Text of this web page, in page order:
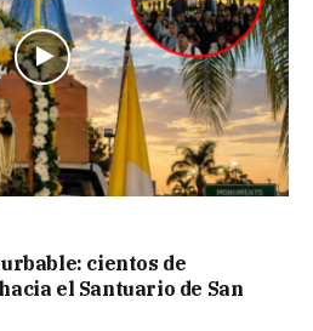
cientos de
el Santuario de San